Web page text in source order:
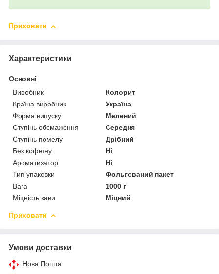
Приховати
Характеристики
Основні
Виробник
Колорит
Країна виробник
Україна
Форма випуску
Мелений
Ступінь обсмаження
Середня
Ступінь помелу
Дрібний
Без кофеїну
Ні
Ароматизатор
Ні
Тип упаковки
Фольгований пакет
Вага
1000 г
Міцність кави
Міцний
Приховати
Умови доставки
Нова Пошта